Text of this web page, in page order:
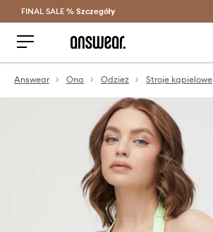
Oszczędzaj z Answear Club >
FINAL SALE % Szczegóły
Answear Ona Odzież Stroje kąpielowe